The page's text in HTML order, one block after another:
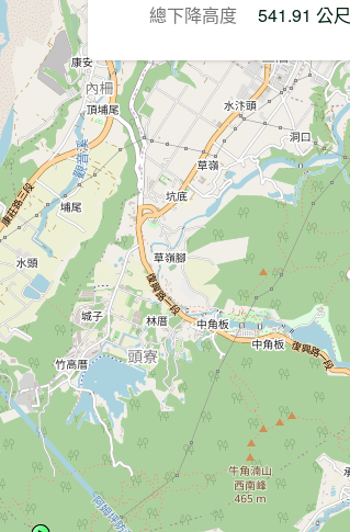
總下降高度 541.91 公尺